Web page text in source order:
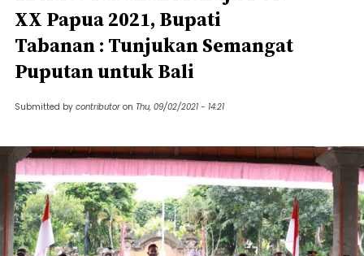
XX Papua 2021, Bupati
Tabanan : Tunjukan Semangat
Puputan untuk Bali
Submitted by contributor on Thu, 09/02/2021 - 14:21